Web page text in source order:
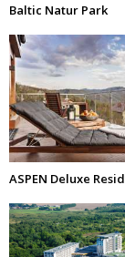
Baltic Natur Park
ASPEN Deluxe